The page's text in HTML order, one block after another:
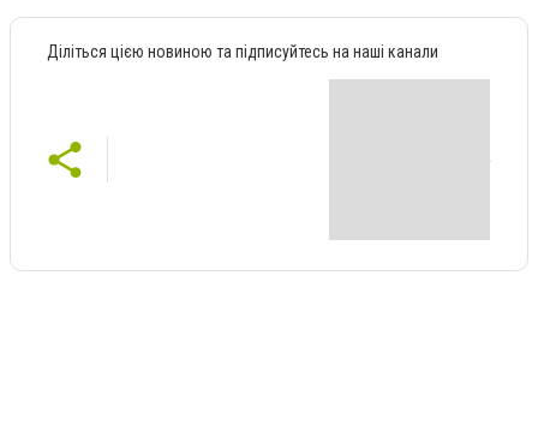
Діліться цією новиною та підписуйтесь на наші канали